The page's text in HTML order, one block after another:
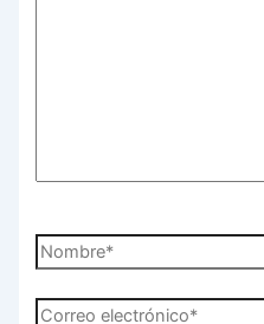
Nombre*
Correo